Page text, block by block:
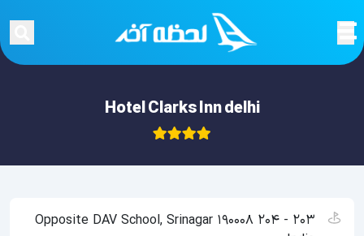
Hotel Clarks Inn delhi
203 - 204 Opposite DAV School, Srinagar 190008